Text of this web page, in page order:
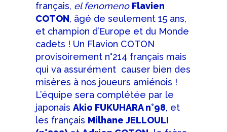
français, el fenomeno Flavien
COTON, âgé de seulement 15 ans,
et champion d’Europe et du Monde
cadets ! Un Flavion COTON
provisoirement n°214 français mais
qui va assurément causer bien des
misères à nos joueurs amiénois !
L’équipe sera complétée par le
japonais Akio FUKUHARA n°98, et
les français Milhane JELLOULI